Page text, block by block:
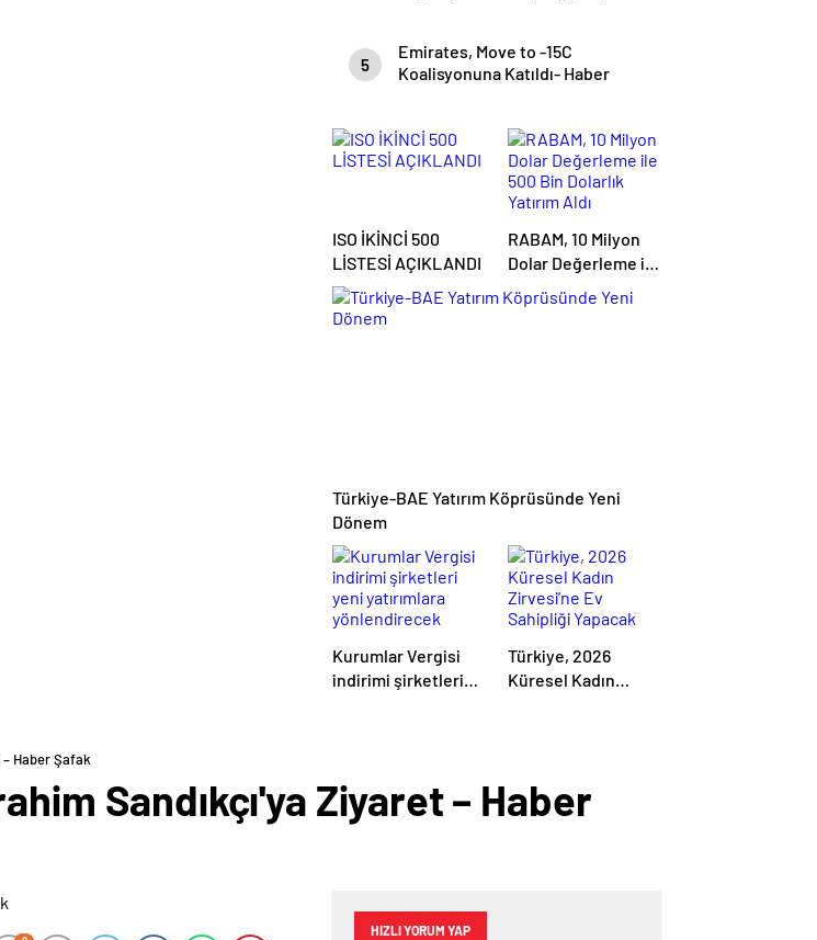
5
Emirates, Move to -15C
Koalisyonuna Katıldı- Haber
ISO İKİNCİ 500
LİSTESİ AÇIKLANDI
RABAM, 10 Milyon
Dolar Değerleme ile
500 Bin Dolarlık
Yatırım Aldı
Türkiye-BAE Yatırım Köprüsünde Yeni
Dönem
Kurumlar Vergisi
indirimi şirketleri
Türkiye, 2026
Küresel Kadın
Haber Şafak
Sandıkçı'ya Ziyaret – Haber
HIZLI YORUM YAP